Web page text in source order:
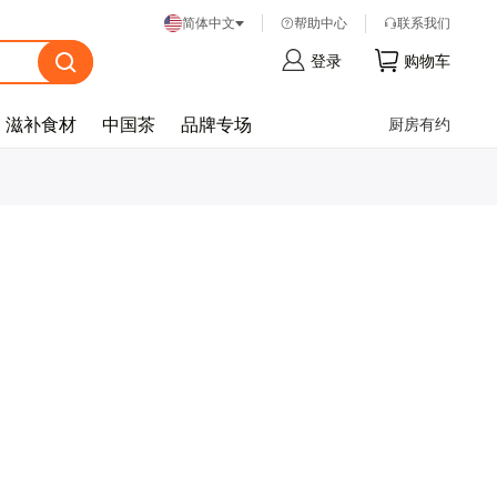
简体中文 帮助中心 联系我们
登录 购物车
滋补食材 中国茶 品牌专场 厨房有约